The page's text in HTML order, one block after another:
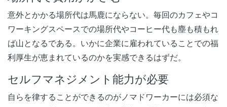
意外とかかる場所代は馬鹿にならない。毎回のカフェやコ
ワーキングスペースでの場所代やコーヒー代も塵も積もれ
ば山となるである。いかに企業に雇われていることでの福
利厚生が恵まれているのかを実感できるはずだ。
セルフマネジメント能力が必要
自らを律することができるのがノマドワーカーには必須な